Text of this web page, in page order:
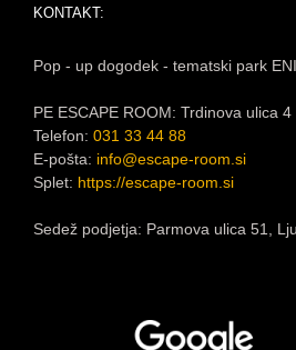
KONTAKT:
Pop - up dogodek - tematski park
PE ESCAPE ROOM: Trdinova ulica
Telefon: 031 33 44 88
E-pošta: info@escape-room.si
Splet: https://escape-room.si
Sedež podjetja: Parmova ulica 51,